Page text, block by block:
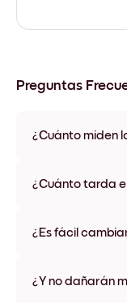
Preguntas
¿Cuánto miden
varios materiales
¿Cuánto tarda
disponibles en
¿Es fácil
ningún daño
¿Y no dañarán